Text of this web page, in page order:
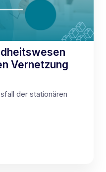
Vernetzung
der stationären